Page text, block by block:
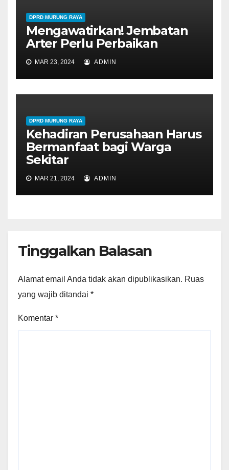
DPRD MURUNG RAYA
Mengawatirkan! Jembatan
Arter Perlu Perbaikan
MAR 23, 2024 ADMIN
DPRD MURUNG RAYA
Kehadiran Perusahaan Harus
Bermanfaat bagi Warga
Sekitar
MAR 21, 2024 ADMIN
Tinggalkan Balasan
Alamat email Anda tidak akan dipublikasikan. Ruas
yang wajib ditandai *
Komentar *